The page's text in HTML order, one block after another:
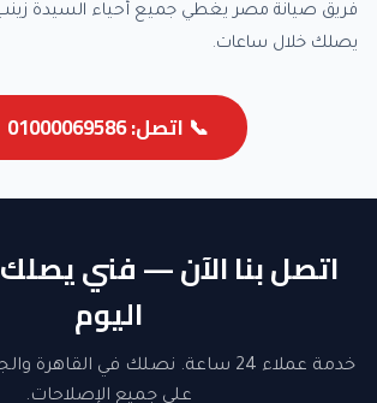
فريق صيانة مصر يغطي جميع أحياء السيدة
يصلك خلال ساعات.
📞 اتصل: 01000069586
اتصل بنا الآن — فني
اليوم
خدمة عملاء 24 ساعة. نصلك في
على جميع الإصلاحات.